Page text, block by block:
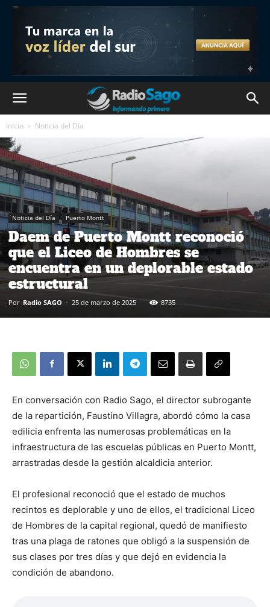
Inicio Noticia del Día
Noticia del Día Puerto Montt
Daem de Puerto Montt reconoció
que el Liceo de Hombres se
encuentra en un deplorable estado
estructural
Por Radio SAGO - 25 de marzo de 2025 8735
En conversación con Radio Sago, el director subrogante
de la repartición, Faustino Villagra, abordó cómo la casa
edilicia enfrenta las numerosas problemáticas en la
infraestructura de las escuelas públicas en Puerto Montt,
arrastradas desde la gestión alcaldicia anterior.
El profesional reconoció que el estado de muchos
recintos es deplorable y uno de ellos, el tradicional Liceo
de Hombres de la capital regional, quedó de manifiesto
tras una plaga de ratones que obligó a la suspensión de
sus clases por tres días y que dejó en evidencia la
condición de abandono.